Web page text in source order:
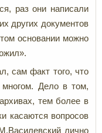
раз они написали
других документов
основании можно
сам факт того, что
многом. Дело в том,
тем более в
касаются вопросов
лично